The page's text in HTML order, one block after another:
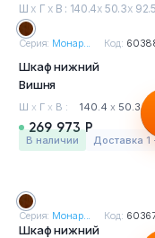
Ш х Г х В : 140.4х 50.3х
Серия: Монар... Код:
Шкаф нижний
Вишня
Ш х Г х В : 140.4 х50.3х
269 973 Р
в наличии Доставка 1
Серия: Монар... Код:
Шкаф нижний